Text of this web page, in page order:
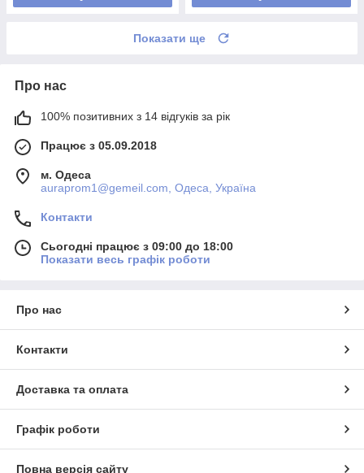
Показати ще
Про нас
100% позитивних з 14 відгуків за рік
Працює з 05.09.2018
м. Одеса
auraprom1@gemeil.com, Одеса, Україна
Контакти
Сьогодні працює з 09:00 до 18:00
Показати весь графік роботи
Про нас
Контакти
Доставка та оплата
Графік роботи
Повна версія сайту